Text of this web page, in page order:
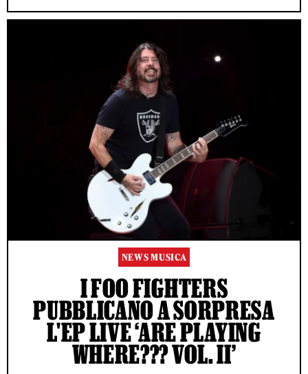
NEWS MUSICA
I FOO FIGHTERS
PUBBLICANO A SORPRESA
L'EP LIVE ‘ARE PLAYING
WHERE??? VOL. II’